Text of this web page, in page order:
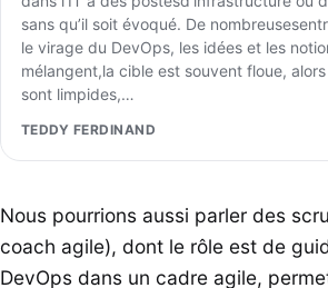
sans qu’il soit évoqué. De
le virage du DevOps, les idées et les
mélangent,la cible est souvent floue,
sont limpides,…
TEDDY FERDINAND
Nous pourrions aussi parler des
coach agile), dont le rôle est de
DevOps dans un cadre agile,